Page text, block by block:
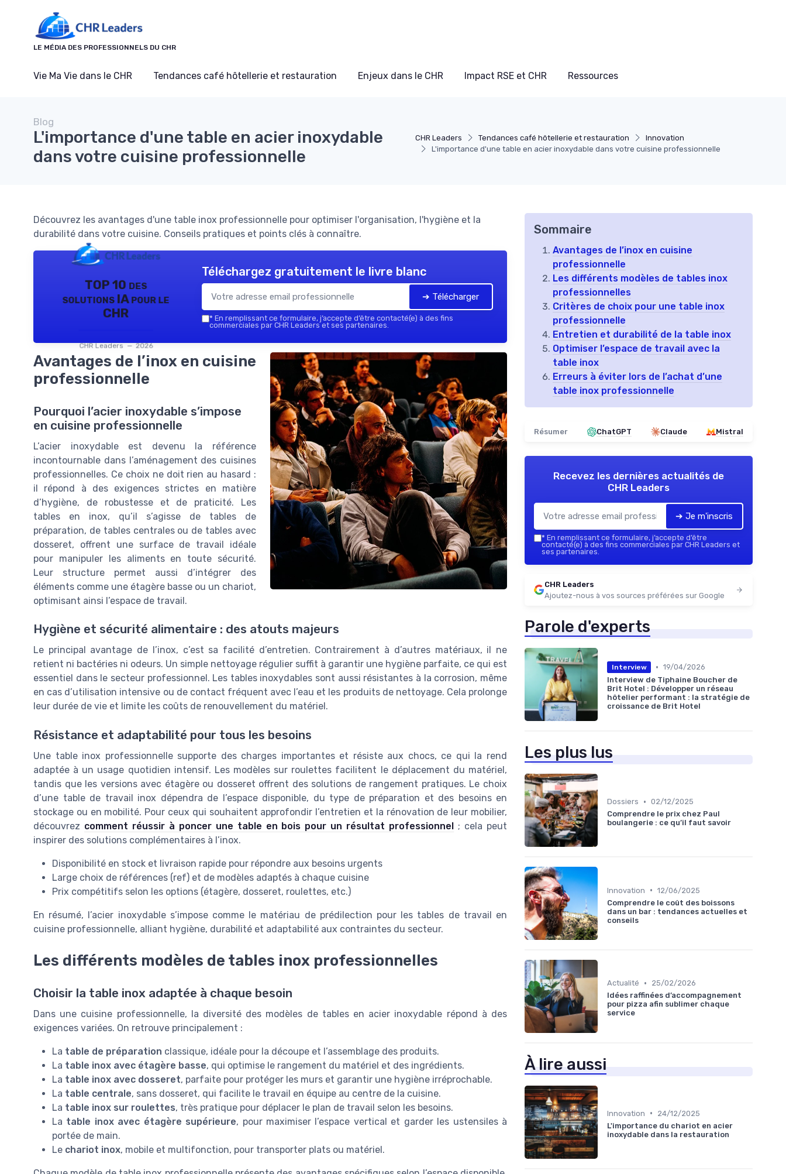
LE MÉDIA DES PROFESSIONNELS DU CHR
Vie Ma Vie dans le CHR Tendances café hôtellerie et restauration Enjeux dans le CHR Impact RSE et CHR Ressources
CHR Leaders Tendances café hôtellerie et restauration
Innovation
L'importance d'une table en acier inoxydable dans votre cuisine professionnelle
Blog
L'importance d'une table en acier inoxydable
dans votre cuisine professionnelle
Découvrez les avantages d'une table inox professionnelle pour optimiser l'organisation, l'hygiène et la
durabilité dans votre cuisine. Conseils pratiques et points clés à connaître.
TOP 10 des
solutions IA pour le
CHR
CHR Leaders — 2026
Téléchargez gratuitement le livre blanc
➔ Télécharger
* En remplissant ce formulaire, j’accepte d’être contacté(e) à des fins
commerciales par CHR Leaders et ses partenaires.
Avantages de l’inox en cuisine
professionnelle
Pourquoi l’acier inoxydable s’impose
en cuisine professionnelle
L’acier inoxydable est devenu la référence
incontournable dans l’aménagement des cuisines
professionnelles. Ce choix ne doit rien au hasard :
il répond à des exigences strictes en matière
d’hygiène, de robustesse et de praticité. Les
tables en inox, qu’il s’agisse de tables de
préparation, de tables centrales ou de tables avec
dosseret, offrent une surface de travail idéale
pour manipuler les aliments en toute sécurité.
Leur structure permet aussi d’intégrer des
éléments comme une étagère basse ou un chariot,
optimisant ainsi l’espace de travail.
Hygiène et sécurité alimentaire : des atouts majeurs
Le principal avantage de l’inox, c’est sa facilité d’entretien. Contrairement à d’autres matériaux, il ne
retient ni bactéries ni odeurs. Un simple nettoyage régulier suffit à garantir une hygiène parfaite, ce qui est
essentiel dans le secteur professionnel. Les tables inoxydables sont aussi résistantes à la corrosion, même
en cas d’utilisation intensive ou de contact fréquent avec l’eau et les produits de nettoyage. Cela prolonge
leur durée de vie et limite les coûts de renouvellement du matériel.
Résistance et adaptabilité pour tous les besoins
Une table inox professionnelle supporte des charges importantes et résiste aux chocs, ce qui la rend
adaptée à un usage quotidien intensif. Les modèles sur roulettes facilitent le déplacement du matériel,
tandis que les versions avec étagère ou dosseret offrent des solutions de rangement pratiques. Le choix
d’une table de travail inox dépendra de l’espace disponible, du type de préparation et des besoins en
stockage ou en mobilité. Pour ceux qui souhaitent approfondir l’entretien et la rénovation de leur mobilier,
découvrez comment réussir à poncer une table en bois pour un résultat professionnel ; cela peut
inspirer des solutions complémentaires à l’inox.
Disponibilité en stock et livraison rapide pour répondre aux besoins urgents
Large choix de références (ref) et de modèles adaptés à chaque cuisine
Prix compétitifs selon les options (étagère, dosseret, roulettes, etc.)
En résumé, l’acier inoxydable s’impose comme le matériau de prédilection pour les tables de travail en
cuisine professionnelle, alliant hygiène, durabilité et adaptabilité aux contraintes du secteur.
Les différents modèles de tables inox professionnelles
Choisir la table inox adaptée à chaque besoin
Dans une cuisine professionnelle, la diversité des modèles de tables en acier inoxydable répond à des
exigences variées. On retrouve principalement :
La table de préparation classique, idéale pour la découpe et l’assemblage des produits.
La table inox avec étagère basse, qui optimise le rangement du matériel et des ingrédients.
La table inox avec dosseret, parfaite pour protéger les murs et garantir une hygiène irréprochable.
La table centrale, sans dosseret, qui facilite le travail en équipe au centre de la cuisine.
La table inox sur roulettes, très pratique pour déplacer le plan de travail selon les besoins.
La table inox avec étagère supérieure, pour maximiser l’espace vertical et garder les ustensiles à
portée de main.
Le chariot inox, mobile et multifonction, pour transporter plats ou matériel.
Sommaire
Avantages de l’inox en cuisine
professionnelle
Les différents modèles de tables inox
professionnelles
Critères de choix pour une table inox
professionnelle
Entretien et durabilité de la table inox
Optimiser l’espace de travail avec la
table inox
Erreurs à éviter lors de l’achat d’une
table inox professionnelle
Résumer ChatGPT Claude Mistral
Recevez les dernières actualités de
CHR Leaders
➔ Je m'inscris
* En remplissant ce formulaire, j’accepte d’être
contacté(e) à des fins commerciales par CHR Leaders et
ses partenaires.
CHR Leaders
Ajoutez-nous à vos sources préférées sur Google
Parole d'experts
Interview • 19/04/2026
Interview de Tiphaine Boucher de
Brit Hotel : Développer un réseau
hôtelier performant : la stratégie de
croissance de Brit Hotel
Les plus lus
Dossiers • 02/12/2025
Comprendre le prix chez Paul
boulangerie : ce qu’il faut savoir
Innovation • 12/06/2025
Comprendre le coût des boissons
dans un bar : tendances actuelles et
conseils
Actualité •
25/02/2026
Idées raffinées d’accompagnement
pour pizza afin sublimer chaque
service
À lire aussi
Innovation •
24/12/2025
L'importance du chariot en acier
inoxydable dans la restauration